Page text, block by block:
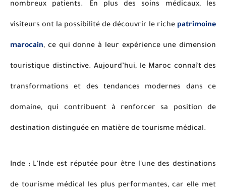
nombreux patients. En plus des soins médicaux, les
visiteurs ont la possibilité de découvrir le riche patrimoine
marocain, ce qui donne à leur expérience une dimension
touristique distinctive. Aujourd’hui, le Maroc connaît des
transformations et des tendances modernes dans ce
domaine, qui contribuent à renforcer sa position de
destination distinguée en matière de tourisme médical.
Inde : L'Inde est réputée pour être l'une des destinations
de tourisme médical les plus performantes, car elle met